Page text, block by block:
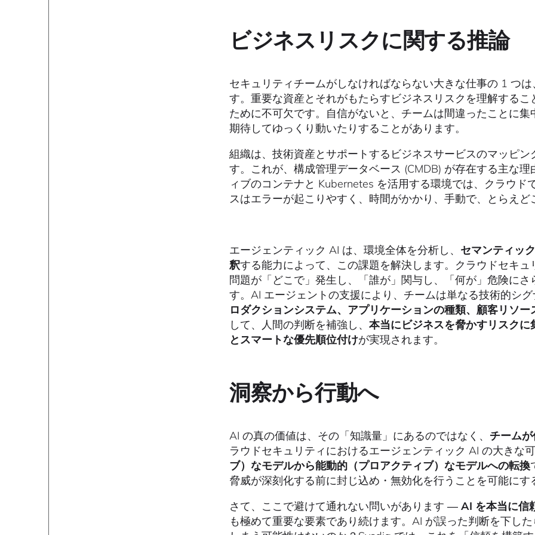
ビジネスリスクに関する推論
セキュリティチームがしなければならない大きな仕事の 1 つ
す。重要な資産とそれがもたらすビジネスリスクを理解する
ために不可欠です。自信がないと、チームは間違ったことに
期待してゆっくり動いたりすることがあります。
組織は、技術資産とサポートするビジネスサービスのマッピ
す。これが、構成管理データベース (CMDB) が存在する主な
ィブのコンテナと Kubernetes を活用する環境では、クラウ
スはエラーが起こりやすく、時間がかかり、手動で、とらえ
エージェンティック AI は、環境全体を分析し、 セマンティッ
釈する能力によって、この課題を解決します。クラウドセキュ
問題が「どこで」発生し、「誰が」関与し、「何が」危険に
す。AI エージェントの支援により、チームは単なる技術的シ
ロダクションシステム、アプリケーションの種類、顧客リソー
して、人間の判断を補強し、本当にビジネスを脅かすリスク
とスマートな優先順位付けが実現されます。
洞察から行動へ
AI の真の価値は、その「知識量」にあるのではなく、 チーム
ラウドセキュリティにおけるエージェンティック AI の大きな
ブ）なモデルから能動的（プロアクティブ）なモデルへの転換
脅威が深刻化する前に封じ込め・無効化を行うことを可能に
さて、ここで避けて通れない問いがあります ―AI を本当に信
も極めて重要な要素であり続けます。AI が誤った判断を下し